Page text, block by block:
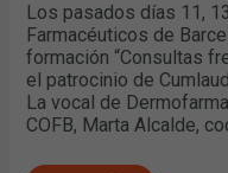
Los pasados días 11,
Farmacéuticos de
formación “Consultas
el patrocinio de
La vocal de
COFB, Marta Alcalde,